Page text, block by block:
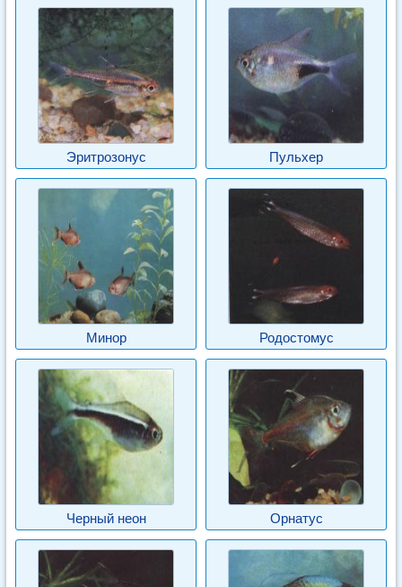
Эритрозонус Пульхер
Минор Родостомус
Черный неон Орнатус